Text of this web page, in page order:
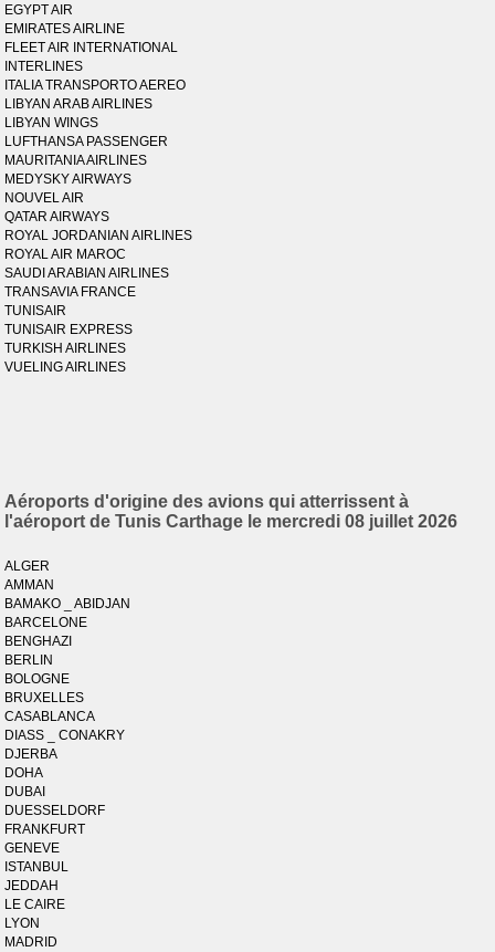
EGYPT AIR
EMIRATES AIRLINE
FLEET AIR INTERNATIONAL
INTERLINES
ITALIA TRANSPORTO AEREO
LIBYAN ARAB AIRLINES
LIBYAN WINGS
LUFTHANSA PASSENGER
MAURITANIA AIRLINES
MEDYSKY AIRWAYS
NOUVEL AIR
QATAR AIRWAYS
ROYAL JORDANIAN AIRLINES
ROYAL AIR MAROC
SAUDI ARABIAN AIRLINES
TRANSAVIA FRANCE
TUNISAIR
TUNISAIR EXPRESS
TURKISH AIRLINES
VUELING AIRLINES
Aéroports d'origine des avions qui atterrissent à
l'aéroport de Tunis Carthage le mercredi 08 juillet 2026
ALGER
AMMAN
BAMAKO _ ABIDJAN
BARCELONE
BENGHAZI
BERLIN
BOLOGNE
BRUXELLES
CASABLANCA
DIASS _ CONAKRY
DJERBA
DOHA
DUBAI
DUESSELDORF
FRANKFURT
GENEVE
ISTANBUL
JEDDAH
LE CAIRE
LYON
MADRID